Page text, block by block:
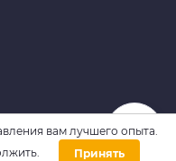
Войти
вам лучшего опыта.
Принять